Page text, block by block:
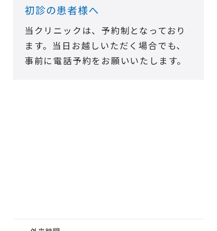
初診の患者様へ
当クリニックは、予約制となっており
ます。 当日お越しいただく場合でも、
事前に電話予約をお願いいたします。